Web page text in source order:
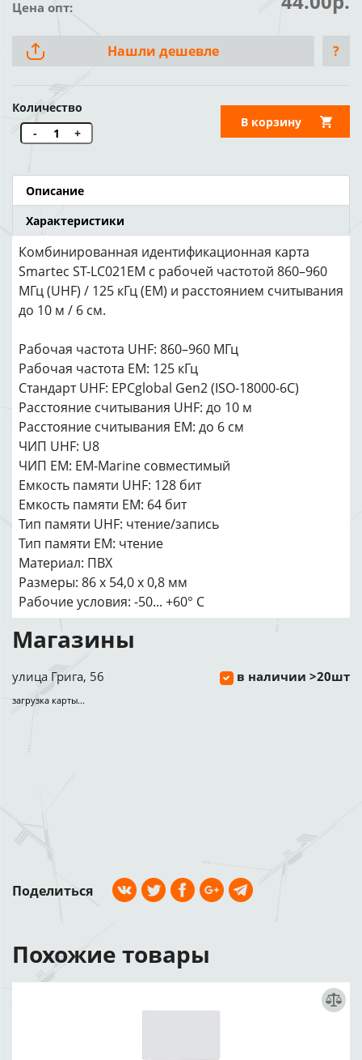
Цена опт:
Нашли дешевле ?
Количество
-
+
В корзину
Описание
Характеристики
Комбинированная идентификационная карта
Smartec ST-LC021EM с рабочей частотой 860–960
МГц (UHF) / 125 кГц (EM) и расстоянием считывания
до 10 м / 6 см.
Рабочая частота UHF: 860–960 МГц
Рабочая частота EM: 125 кГц
Стандарт UHF: EPCglobal Gen2 (ISO-18000-6C)
Расстояние считывания UHF: до 10 м
Расстояние считывания EM: до 6 см
ЧИП UHF: U8
ЧИП EM: EM-Marine совместимый
Емкость памяти UHF: 128 бит
Емкость памяти EM: 64 бит
Тип памяти UHF: чтение/запись
Тип памяти EM: чтение
Материал: ПВХ
Размеры: 86 х 54,0 х 0,8 мм
Рабочие условия: -50... +60° С
Магазины
улица Грига, 56 в наличии >20шт
загрузка карты...
Поделиться
Похожие товары